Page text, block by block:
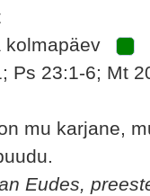
kolmapäev
Ps 23:1-6; Mt
mu karjane,
Eudes,